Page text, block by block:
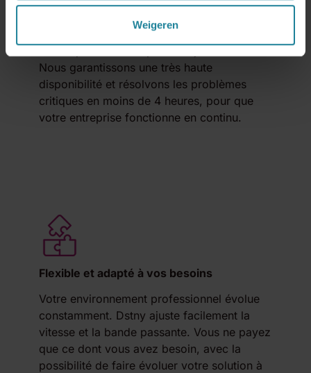
Weigeren
Support 24/7
Nous garantissons une très haute
disponibilité et résolvons les problèmes
critiques en moins de 4 heures, pour que
votre entreprise fonctionne en continu.
Flexible et adapté à vos besoins
Votre environnement professionnel évolue
constamment. Dstny ajuste facilement la
vitesse et la bande passante. Vous ne payez
que ce dont vous avez besoin, avec la
possibilité de faire évoluer votre solution à